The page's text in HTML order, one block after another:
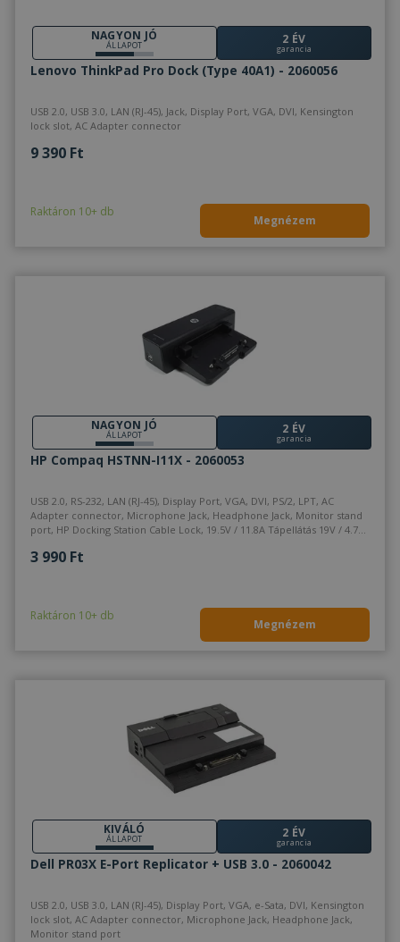
NAGYON JÓ
ÁLLAPOT 2 ÉV
garancia
Lenovo ThinkPad Pro Dock (Type 40A1) - 2060056
USB 2.0, USB 3.0, LAN (RJ-45), Jack, Display Port, VGA, DVI, Kensington
lock slot, AC Adapter connector
9 390 Ft
Raktáron 10+ db
Megnézem
NAGYON JÓ
ÁLLAPOT 2 ÉV
garancia
HP Compaq HSTNN-I11X - 2060053
USB 2.0, RS-232, LAN (RJ-45), Display Port, VGA, DVI, PS/2, LPT, AC
Adapter connector, Microphone Jack, Headphone Jack, Monitor stand
port, HP Docking Station Cable Lock, 19.5V / 11.8A Tápellátás 19V / 4.74A
3 990 Ft
Raktáron 10+ db
Megnézem
KIVÁLÓ
ÁLLAPOT 2 ÉV
garancia
Dell PR03X E-Port Replicator + USB 3.0 - 2060042
USB 2.0, USB 3.0, LAN (RJ-45), Display Port, VGA, e-Sata, DVI, Kensington
lock slot, AC Adapter connector, Microphone Jack, Headphone Jack,
Monitor stand port